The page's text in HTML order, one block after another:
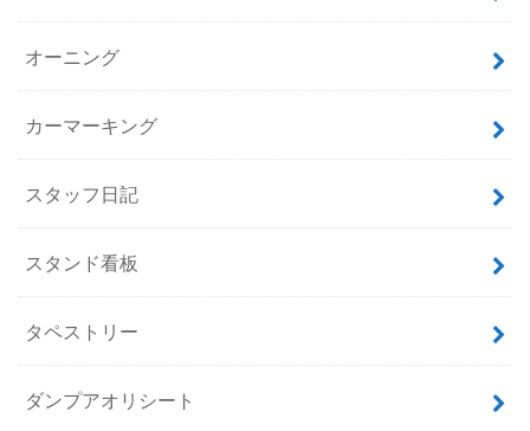
オーニング
カーマーキング
スタッフ日記
スタンド看板
タペストリー
ダンプアオリシート